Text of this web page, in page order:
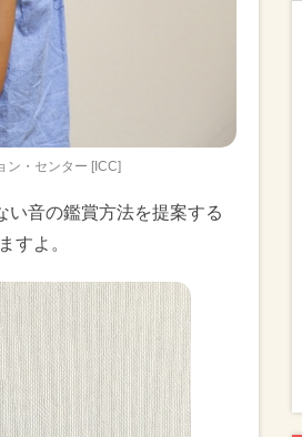
ン・センター [ICC]
い音の鑑賞方法を提案する
すよ。